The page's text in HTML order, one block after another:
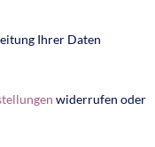
Ihrer Daten
widerrufen oder